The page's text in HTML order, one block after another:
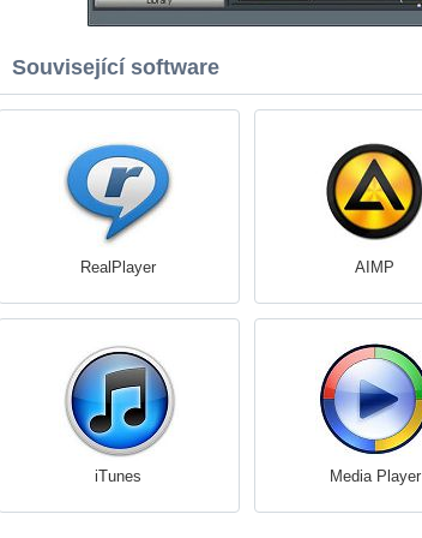
Související software
RealPlayer AIMP
iTunes Media Player